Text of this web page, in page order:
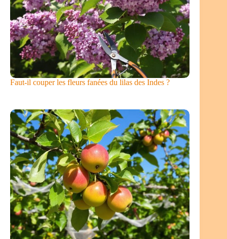
Faut-il couper les fleurs fanées du lilas des Indes ?